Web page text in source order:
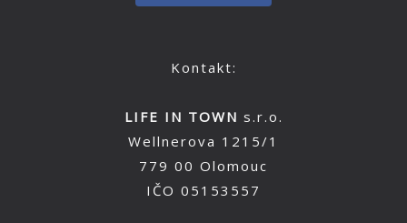
Kontakt:
LIFE IN TOWN s.r.o.
Wellnerova 1215/1
779 00 Olomouc
IČO 05153557